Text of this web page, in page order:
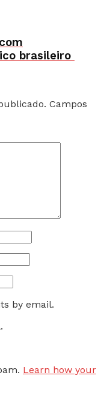
brasileiro
Campos
by email.
Learn how your